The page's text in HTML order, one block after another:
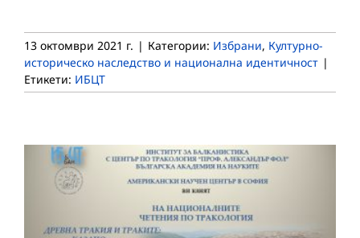
13 октомври 2021 г. | Категории: Избрани, Културно-
историческо наследство и национална идентичност |
Етикети: ИБЦТ